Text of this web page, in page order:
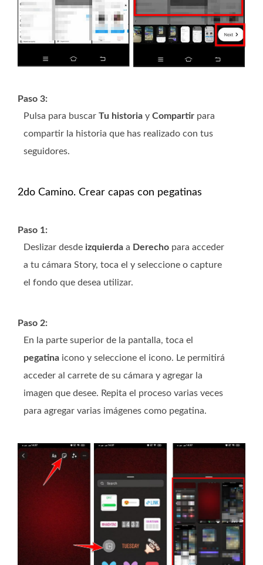
Paso 3:
Pulsa para buscar Tu historia y Compartir para
compartir la historia que has realizado con tus
seguidores.
2do Camino. Crear capas con pegatinas
Paso 1:
Deslizar desde izquierda a Derecho para acceder
a tu cámara Story, toca el y seleccione o capture
el fondo que desea utilizar.
Paso 2:
En la parte superior de la pantalla, toca el
pegatina icono y seleccione el icono. Le permitirá
acceder al carrete de su cámara y agregar la
imagen que desee. Repita el proceso varias veces
para agregar varias imágenes como pegatina.